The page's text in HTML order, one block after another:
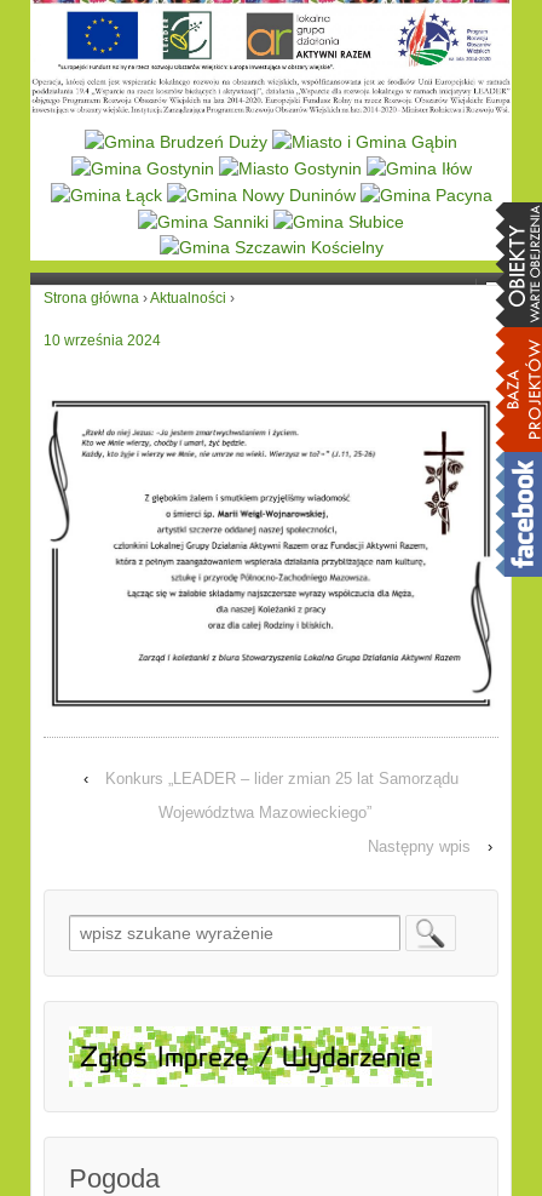
Strona główna ›Aktualności ›
10 września 2024
‹
Konkurs „LEADER – lider zmian 25 lat Samorządu
Województwa Mazowieckiego”
Następny wpis
›
Pogoda